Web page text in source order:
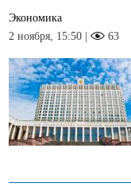
Экономика
2 ноября, 15:50 |
63